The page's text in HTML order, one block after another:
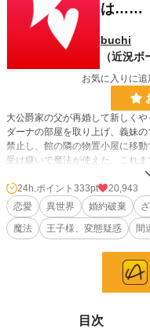
は……
buchi
（近況ボ
お気に入りに
大公爵家の父が再婚して新しく
ダーナの部屋を取り上げ、義妹
禁止し、館の隣の物置小屋に移
受け継いで魔法が使えた。これ
閉じ込められた時は、使用人が
法力のことは、母と母と同じ国
みすぼらしい物置小屋はパラダ
ダーナを心配になってやって来
4,041 位 / 228,623
2,107 位 / 66,323 件
24h.ポイント 333pt
20,943
恋愛
異世界 婚約破棄
魔法
王子様、変態疑惑 間
目次